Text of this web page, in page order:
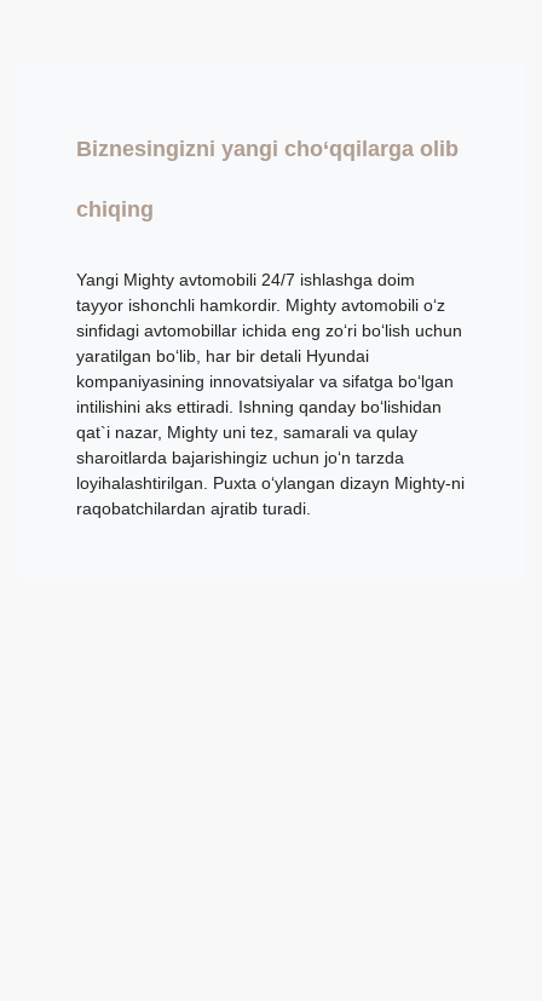
Biznesingizni yangi cho‘qqilarga olib
chiqing
Yangi Mighty avtomobili 24/7 ishlashga doim
tayyor ishonchli hamkordir. Mighty avtomobili o‘z
sinfidagi avtomobillar ichida eng zo‘ri bo‘lish uchun
yaratilgan bo‘lib, har bir detali Hyundai
kompaniyasining innovatsiyalar va sifatga bo‘lgan
intilishini aks ettiradi. Ishning qanday bo‘lishidan
qat`i nazar, Mighty uni tez, samarali va qulay
sharoitlarda bajarishingiz uchun jo‘n tarzda
loyihalashtirilgan. Puxta o‘ylangan dizayn Mighty-ni
raqobatchilardan ajratib turadi.